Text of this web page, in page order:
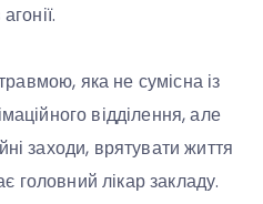
яка не сумісна із
відділення, але
заходи, врятувати життя
головний лікар закладу.